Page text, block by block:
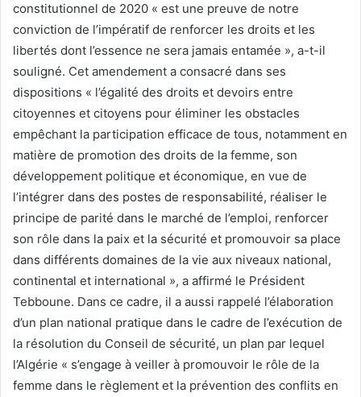
constitutionnel de 2020 « est une preuve de notre
conviction de l’impératif de renforcer les droits et les
libertés dont l’essence ne sera jamais entamée », a-t-il
souligné. Cet amendement a consacré dans ses
dispositions « l’égalité des droits et devoirs entre
citoyennes et citoyens pour éliminer les obstacles
empêchant la participation efficace de tous, notamment en
matière de promotion des droits de la femme, son
développement politique et économique, en vue de
l’intégrer dans des postes de responsabilité, réaliser le
principe de parité dans le marché de l’emploi, renforcer
son rôle dans la paix et la sécurité et promouvoir sa place
dans différents domaines de la vie aux niveaux national,
continental et international », a affirmé le Président
Tebboune. Dans ce cadre, il a aussi rappelé l’élaboration
d’un plan national pratique dans le cadre de l’exécution de
la résolution du Conseil de sécurité, un plan par lequel
l’Algérie « s’engage à veiller à promouvoir le rôle de la
femme dans le règlement et la prévention des conflits en